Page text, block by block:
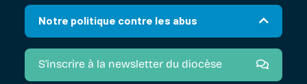
Notre politique contre les abus
S'inscrire à la newsletter du diocèse